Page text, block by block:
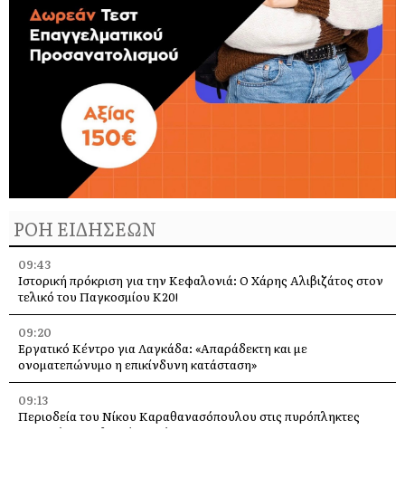
ΡΟΗ ΕΙΔΗΣΕΩΝ
09:43
Ιστορική πρόκριση για την Κεφαλονιά: Ο Χάρης Αλιβιζάτος στον
τελικό του Παγκοσμίου Κ20!
09:20
Εργατικό Κέντρο για Λαγκάδα: «Απαράδεκτη και με
ονοματεπώνυμο η επικίνδυνη κατάσταση»
09:13
Περιοδεία του Νίκου Καραθανασόπουλου στις πυρόπληκτες
περιοχές του Ελειού – Πρόννων